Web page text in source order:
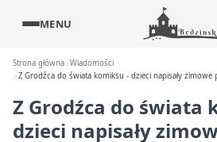
MENU
Strona główna Wiadomości
Z Grodźca do świata komiksu - dzieci napisały zimowe
Z Grodźca do świata
dzieci napisały